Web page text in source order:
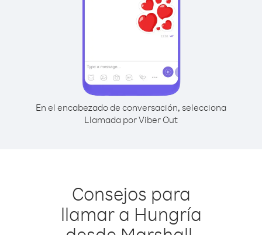
En el encabezado de conversación, selecciona
Llamada por Viber Out
Consejos para
llamar a Hungría